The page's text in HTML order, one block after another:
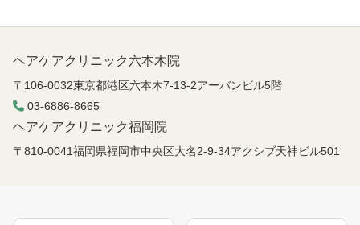
ヘアケアクリニック六本木院
〒106-0032東京都港区六本木7-13-2アーバンビル5階
03-6886-8665
ヘアケアクリニック福岡院
〒810-0041福岡県福岡市中央区大名2-9-34アクシブ天神ビル501